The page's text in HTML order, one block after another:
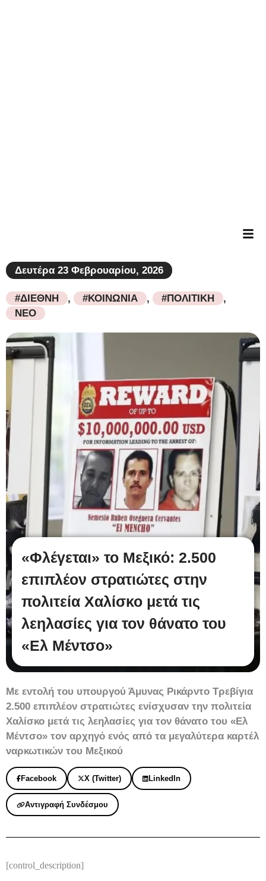
Δευτέρα 23 Φεβρουαρίου, 2026
#ΔΙΕΘΝΗ , #ΚΟΙΝΩΝΙΑ , #ΠΟΛΙΤΙΚΗ
,
ΝΕΟ
«Φλέγεται» το Μεξικό: 2.500
επιπλέον στρατιώτες στην
πολιτεία Χαλίσκο μετά τις
λεηλασίες για τον θάνατο του
«Ελ Μέντσο»
Με εντολή του υπουργού Άμυνας Ρικάρντο Τρεβίγια
2.500 επιπλέον στρατιώτες ενίσχυσαν την πολιτεία
Χαλίσκο μετά τις λεηλασίες για τον θάνατο του «Ελ
Μέντσο» τον αρχηγό ενός από τα μεγαλύτερα καρτέλ
ναρκωτικών του Μεξικού
Facebook X (Twitter) LinkedIn
Αντιγραφή Συνδέσμου
[control_description]